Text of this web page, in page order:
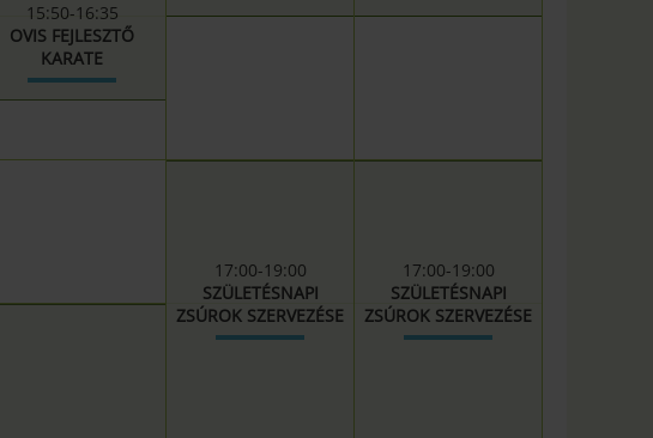
15:50-16:35
OVIS FEJLESZTŐ
KARATE
17:00-19:00
SZÜLETÉSNAPI
ZSÚROK SZERVEZÉSE
17:00-19:00
SZÜLETÉSNAPI
ZSÚROK SZERVEZÉSE